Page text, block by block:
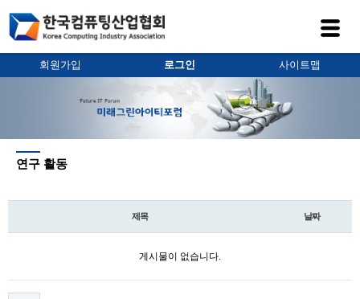
회원가입 로그인 사이트맵
연구 활동
제목 날짜
게시물이 없습니다.